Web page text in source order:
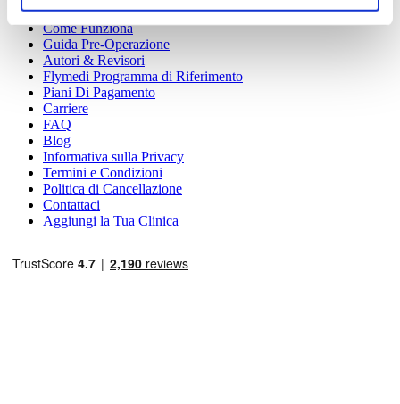
Chi Siamo
Come Funziona
Guida Pre-Operazione
Autori & Revisori
Flymedi Programma di Riferimento
Piani Di Pagamento
Carriere
FAQ
Blog
Informativa sulla Privacy
Termini e Condizioni
Politica di Cancellazione
Contattaci
Aggiungi la Tua Clinica